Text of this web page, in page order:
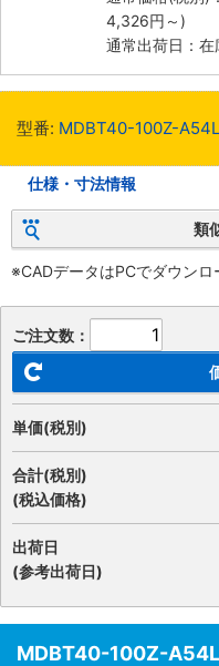
4,326円 ～)
通常出荷日：在
型番: MDBT40-100Z-
仕様・寸法情報
類
※CADデータはPCでダウンロ
ご注文数：
単価(税別)
合計(税別)
(税込価格)
出荷日
(参考出荷日)
MDBT40-100Z-